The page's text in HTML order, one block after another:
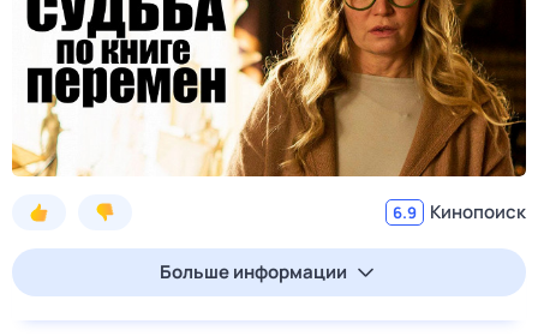
6.9 Кинопоиск
Больше информации